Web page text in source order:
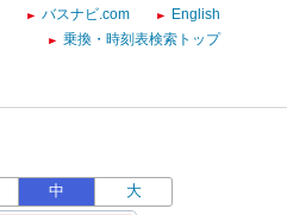
バスナビ.com
English
乗換・時刻表検索トップ
中 大